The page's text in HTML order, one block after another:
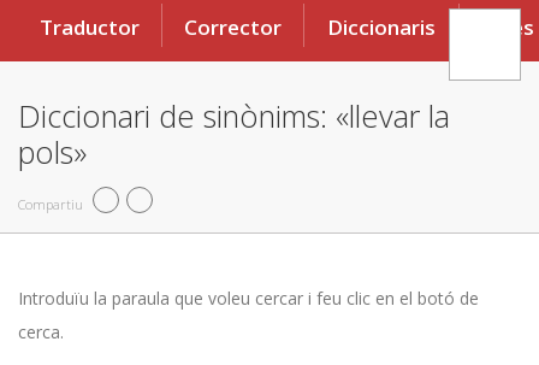
Traductor Corrector Diccionaris Eines
Diccionari de sinònims: «llevar la
pols»
Compartiu
Introduïu la paraula que voleu cercar i feu clic en el botó de
cerca.